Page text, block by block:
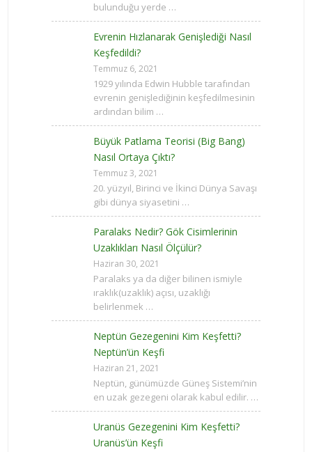
bulunduğu yerde …
Evrenin Hızlanarak Genişlediği Nasıl
Keşfedildi?
Temmuz 6, 2021
1929 yılında Edwin Hubble tarafından
evrenin genişlediğinin keşfedilmesinin
ardından bilim …
Büyük Patlama Teorisi (Big Bang)
Nasıl Ortaya Çıktı?
Temmuz 3, 2021
20. yüzyıl, Birinci ve İkinci Dünya Savaşı
gibi dünya siyasetini …
Paralaks Nedir? Gök Cisimlerinin
Uzaklıkları Nasıl Ölçülür?
Haziran 30, 2021
Paralaks ya da diğer bilinen ismiyle
ıraklık(uzaklık) açısı, uzaklığı
belirlenmek …
Neptün Gezegenini Kim Keşfetti?
Neptün’ün Keşfi
Haziran 21, 2021
Neptün, günümüzde Güneş Sistemi’nin
en uzak gezegeni olarak kabul edilir. …
Uranüs Gezegenini Kim Keşfetti?
Uranüs’ün Keşfi